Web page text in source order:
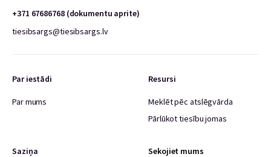
+371 67686768 (dokumentu aprite)
tiesibsargs@tiesibsargs.lv
Par iestādi
Par mums
Resursi
Meklēt pēc atslēgvārda
Pārlūkot tiesību jomas
Saziņa Sekojiet mums